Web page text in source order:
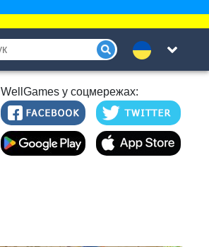
WellGames у соцмережах: